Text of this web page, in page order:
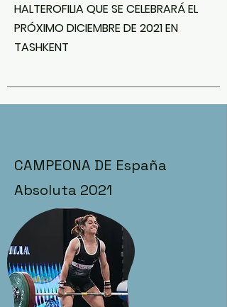
HALTEROFILIA QUE SE CELEBRARÁ EL
PRÓXIMO DICIEMBRE DE 2021 EN
TASHKENT
CAMPEONA DE España
Absoluta 2021